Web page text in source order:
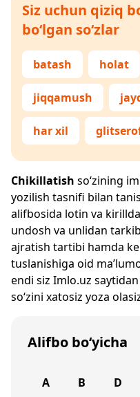
Siz uchun qiziq
bo‘lgan so‘zlar
batash holat
jiqqamush
har xil
Chikillatish so‘zining
yozilish tasnifi bilan
alifbosida lotin va
undosh va unlidan
ajratish tartibi hamda
tuslanishiga oid
endi siz Imlo.uz
so‘zini xatosiz yoza
Alifbo bo‘yicha
A B D